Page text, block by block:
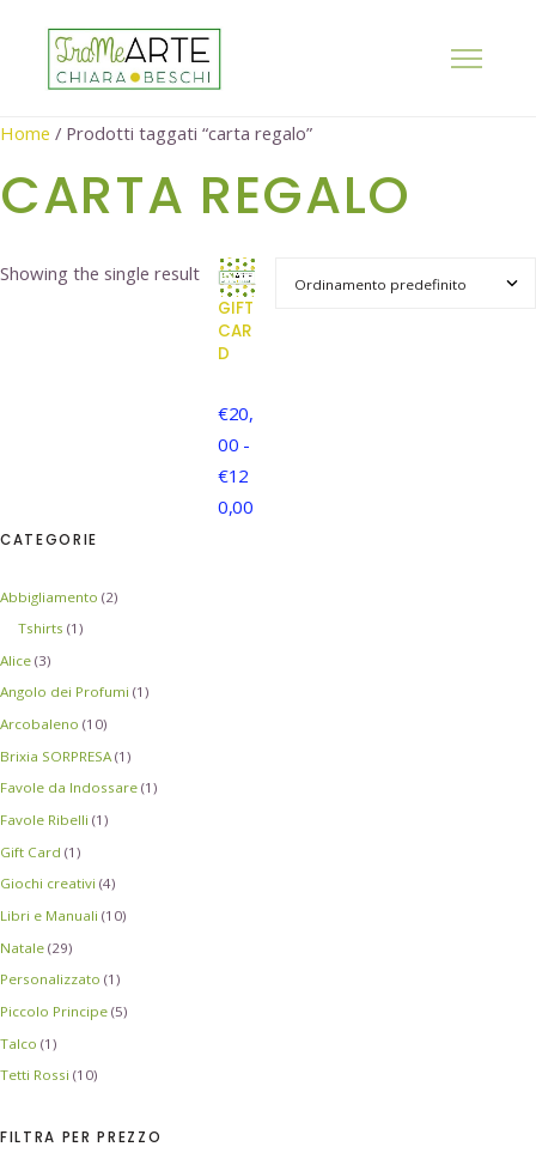
Home / Prodotti taggati “carta regalo”
CARTA REGALO
Showing the single result
GIFT
CAR
D
€20,
00 -
€12
0,00
CATEGORIE
Abbigliamento (2)
Tshirts (1)
Alice (3)
Angolo dei Profumi (1)
Arcobaleno (10)
Brixia SORPRESA (1)
Favole da Indossare (1)
Favole Ribelli (1)
Gift Card (1)
Giochi creativi (4)
Libri e Manuali (10)
Natale (29)
Personalizzato (1)
Piccolo Principe (5)
Talco (1)
Tetti Rossi (10)
FILTRA PER PREZZO